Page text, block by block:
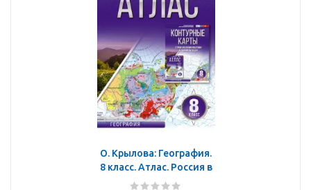
О. Крылова: География.
8 класс. Атлас. Россия в
новых границах. ФГОС